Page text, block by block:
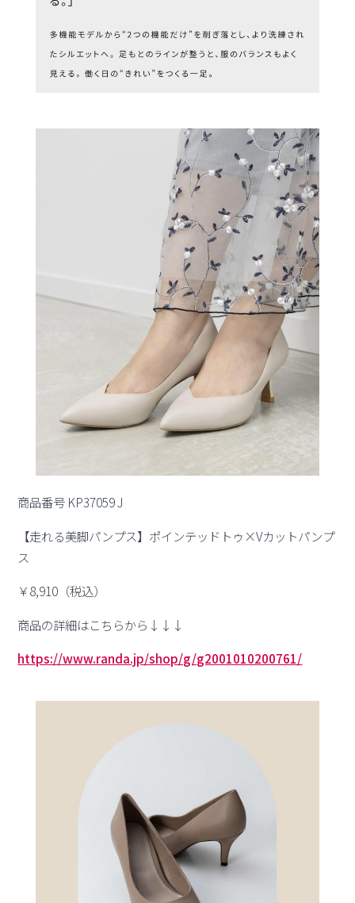
商品番号 KP37059 J
【走れる美脚パンプス】ポインテッドトゥ×Vカットパンプ
ス
￥8,910（税込）
商品の詳細はこちらから↓↓↓
https://www.randa.jp/shop/g/g2001010200761/